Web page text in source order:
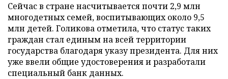
Сейчас в стране насчитывается почти 2,9 млн
многодетных семей, воспитывающих около 9,5
млн детей. Голикова отметила, что статус таких
граждан стал единым на всей территории
государства благодаря указу президента. Для них
уже ввели общие удостоверения и разработали
специальный банк данных.